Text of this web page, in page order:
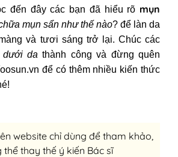
đến đây các bạn đã hiểu rõ mụn
mụn sẩn như thế nào? để làn da
và tươi sáng trở lại. Chúc các
dưới da thành công và đừng quên
để có thêm nhiều kiến thức
website chỉ dùng để tham khảo,
thể thay thế ý kiến Bác sĩ